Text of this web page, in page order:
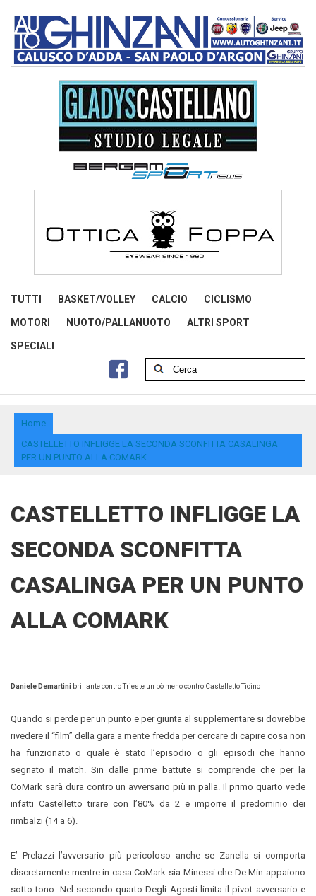
TUTTI BASKET/VOLLEY CALCIO CICLISMO
MOTORI NUOTO/PALLANUOTO ALTRI SPORT
SPECIALI
Home
CASTELLETTO INFLIGGE LA SECONDA SCONFITTA CASALINGA
PER UN PUNTO ALLA COMARK
CASTELLETTO INFLIGGE LA
SECONDA SCONFITTA
CASALINGA PER UN PUNTO
ALLA COMARK
Daniele Demartini brillante contro Trieste un pò meno contro Castelletto Ticino
Quando si perde per un punto e per giunta al supplementare si dovrebbe
rivedere il “film” della gara a mente fredda per cercare di capire cosa non
ha funzionato o quale è stato l’episodio o gli episodi che hanno
segnato il match. Sin dalle prime battute si comprende che per la
CoMark sarà dura contro un avversario più in palla. Il primo quarto vede
infatti Castelletto tirare con l’80% da 2 e imporre il predominio dei
rimbalzi (14 a 6).
E’ Prelazzi l’avversario più pericoloso anche se Zanella si comporta
discretamente mentre in casa CoMark sia Minessi che De Min appaiono
sotto tono. Nel secondo quarto Degli Agosti limita il pivot avversario e